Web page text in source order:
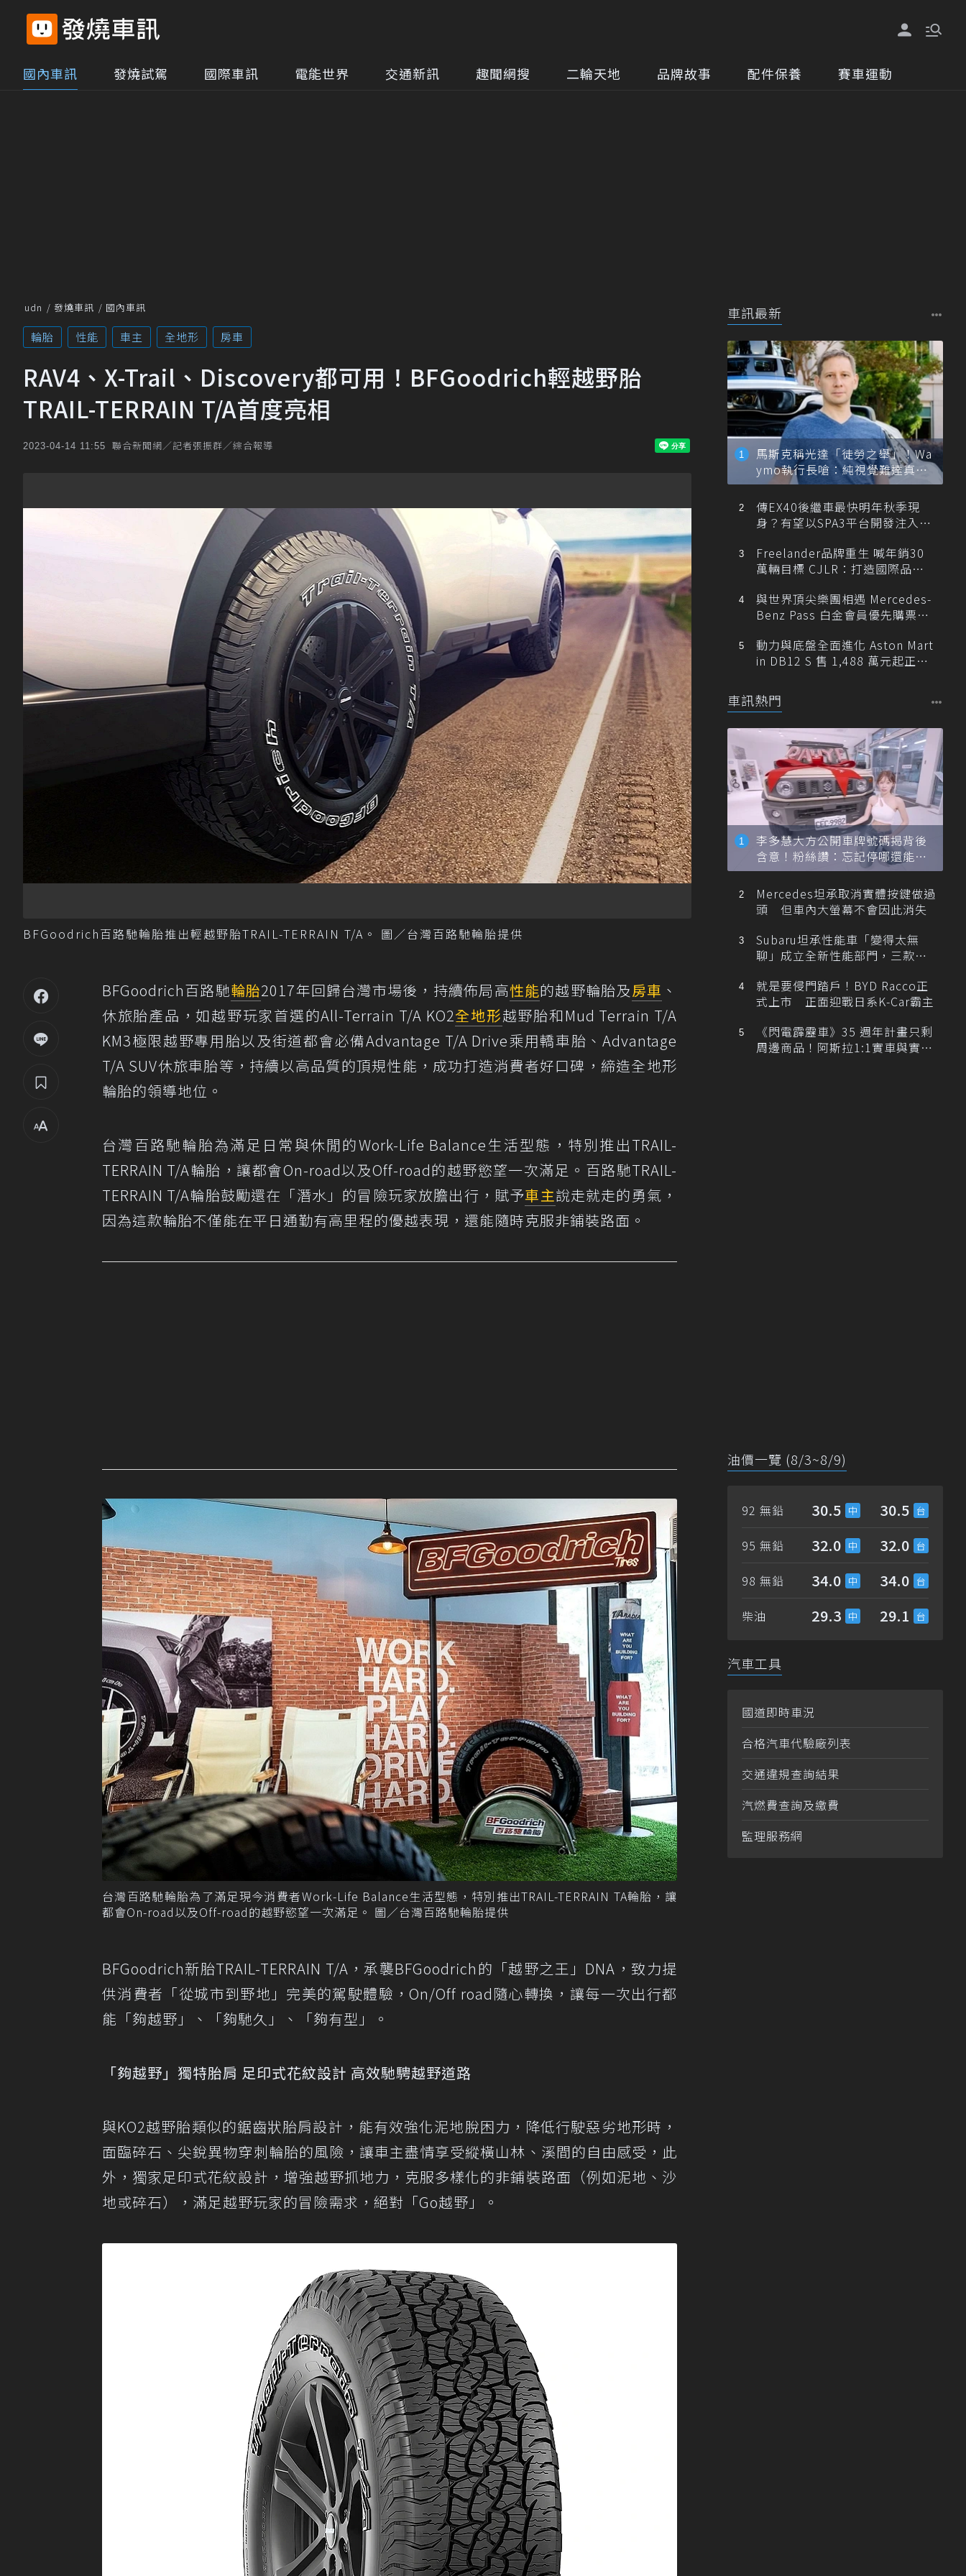
國內車訊 發燒試駕 國際車訊 電能世界 交通新訊 趣聞網搜 二輪天地 品牌故事 配件保養 賽車運動
udn 發燒車訊 國內車訊
輪胎 性能 車主 全地形 房車
RAV4、X-Trail、Discovery都可用！BFGoodrich輕越野胎
TRAIL-TERRAIN T/A首度亮相
2023-04-14 11:55 聯合新聞網／記者張振群／綜合報導
BFGoodrich百路馳輪胎推出輕越野胎TRAIL-TERRAIN T/A。 圖／台灣百路馳輪胎提供
BFGoodrich百路馳輪胎2017年回歸台灣市場後，持續佈局高性能的越野輪胎及房車 、
休旅胎產品，如越野玩家首選的All-Terrain T/A KO2全地形越野胎和Mud Terrain T/A
KM3極限越野專用胎以及街道都會必備Advantage T/A Drive乘用轎車胎、Advantage
T/A SUV休旅車胎等，持續以高品質的頂規性能，成功打造消費者好口碑，締造全地形
輪胎的領導地位。
台灣百路馳輪胎為滿足日常與休閒的Work-Life Balance生活型態，特別推出TRAIL-
TERRAIN T/A輪胎，讓都會On-road以及Off-road的越野慾望一次滿足。百路馳TRAIL-
TERRAIN T/A輪胎鼓勵還在「潛水」的冒險玩家放膽出行，賦予車主說走就走的勇氣，
因為這款輪胎不僅能在平日通勤有高里程的優越表現，還能隨時克服非鋪裝路面。
台灣百路馳輪胎為了滿足現今消費者Work-Life Balance生活型態，特別推出TRAIL-TERRAIN TA輪胎，讓
都會On-road以及Off-road的越野慾望一次滿足。 圖／台灣百路馳輪胎提供
BFGoodrich新胎TRAIL-TERRAIN T/A，承襲BFGoodrich的「越野之王」DNA，致力提
供消費者「從城市到野地」完美的駕駛體驗，On/Off road隨心轉換，讓每一次出行都
能「夠越野」、「夠馳久」、「夠有型」。
「夠越野」獨特胎肩 足印式花紋設計 高效馳騁越野道路
與KO2越野胎類似的鋸齒狀胎肩設計，能有效強化泥地脫困力，降低行駛惡劣地形時，
面臨碎石、尖銳異物穿刺輪胎的風險，讓車主盡情享受縱橫山林、溪間的自由感受，此
外，獨家足印式花紋設計，增強越野抓地力，克服多樣化的非鋪裝路面（例如泥地、沙
地或碎石），滿足越野玩家的冒險需求，絕對「Go越野」。
車訊最新
馬斯克稱光達「徒勞之舉」！Wa
ymo執行長嗆：純視覺難達真正
自動駕駛
傳EX40後繼車最快明年秋季現
身？有望以SPA3平台開發注入80
Freelander品牌重生 喊年銷30
萬輛目標 CJLR：打造國際品牌
與世界頂尖樂團相遇 Mercedes-
Benz Pass 白金會員優先購票維
動力與底盤全面進化 Aston Mart
in DB12 S 售 1,488 萬元起正式
車訊熱門
李多慧大方公開車牌號碼揭背後
含意！粉絲讚：忘記停哪還能幫
忙找車
Mercedes坦承取消實體按鍵做過
頭 但車內大螢幕不會因此消失
Subaru坦承性能車「變得太無
聊」成立全新性能部門，三款手
就是要侵門踏戶！BYD Racco正
式上市 正面迎戰日系K-Car霸主
《閃電霹靂車》35 週年計畫只剩
周邊商品！阿斯拉1:1實車與實體
油價一覽 (8/3~8/9)
92 無鉛 30.5 30.5
95 無鉛 32.0 32.0
98 無鉛 34.0 34.0
柴油 29.3 29.1
汽車工具
國道即時車況
合格汽車代驗廠列表
交通違規查詢結果
汽燃費查詢及繳費
監理服務網